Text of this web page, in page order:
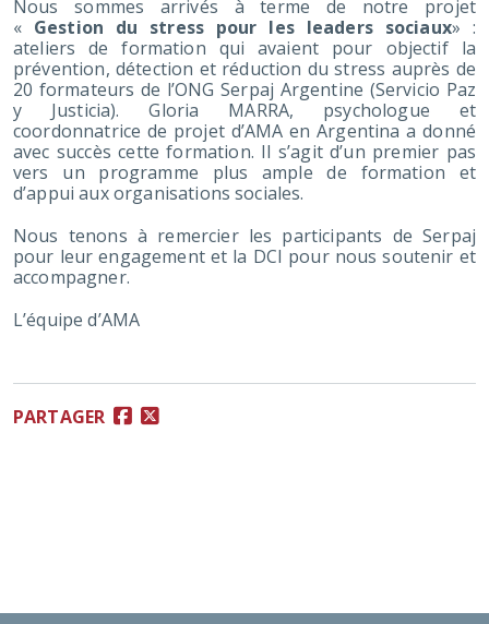
Nous sommes arrivés à terme de notre projet
« Gestion du stress pour les leaders sociaux» :
ateliers de formation qui avaient pour objectif la
prévention, détection et réduction du stress auprès de
20 formateurs de l’ONG Serpaj Argentine (Servicio Paz
y Justicia). Gloria MARRA, psychologue et
coordonnatrice de projet d’AMA en Argentina a donné
avec succès cette formation. Il s’agit d’un premier pas
vers un programme plus ample de formation et
d’appui aux organisations sociales.
Nous tenons à remercier les participants de Serpaj
pour leur engagement et la DCI pour nous soutenir et
accompagner.
L’équipe d’AMA
PARTAGER